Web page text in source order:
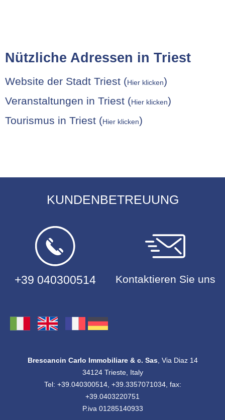
Nützliche Adressen in Triest
Website der Stadt Triest (Hier klicken)
Veranstaltungen in Triest (Hier klicken)
Tourismus in Triest (Hier klicken)
KUNDENBETREUUNG
+39 040300514 Kontaktieren Sie uns
Brescancin Carlo Immobiliare & c. Sas , Via Diaz 14
34124 Trieste, Italy
Tel: +39.040300514, +39.3357071034, fax:
+39.0403220751
P.iva 01285140933